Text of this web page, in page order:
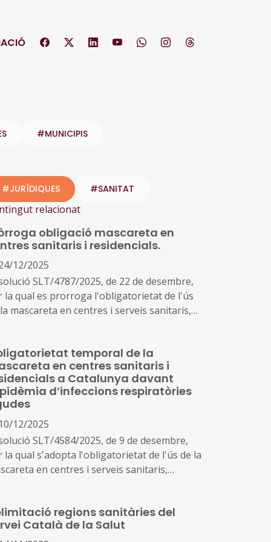
#MUNICIPIS
#JURÍDIQUES #SANITAT
relacionat
obligació mascareta en
sanitaris i residencials.
12/2025
SLT/4787/2025, de 22 de desembre,
la qual es prorroga l'obligatorietat de l'ús
mascareta en centres i serveis sanitaris,
d'infeccionstemporal de la
en centres sanitaris i
a Catalunya davant
d’infeccions respiratòries
10/12/2025
SLT/4584/2025, de 9 de desembre,
la qual s'adopta l'obligatorietat de l'ús de la
en centres i serveis sanitaris,
d'infeccions
regions sanitàries del
Català de la Salut